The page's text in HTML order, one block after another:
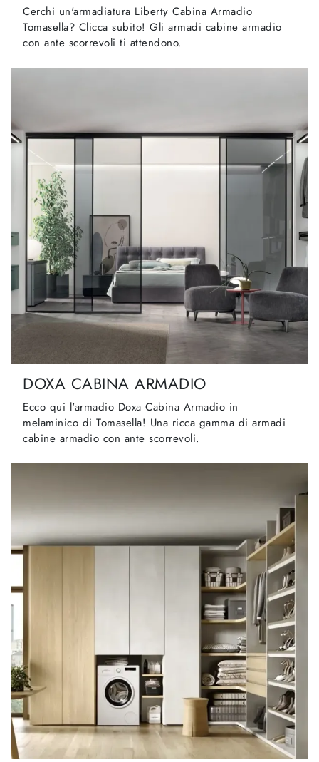
Cerchi un'armadiatura Liberty Cabina Armadio
Tomasella? Clicca subito! Gli armadi cabine armadio
con ante scorrevoli ti attendono.
DOXA CABINA ARMADIO
Ecco qui l'armadio Doxa Cabina Armadio in
melaminico di Tomasella! Una ricca gamma di armadi
cabine armadio con ante scorrevoli.